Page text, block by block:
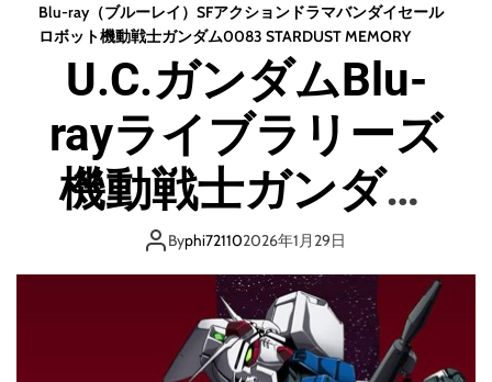
ド
（
ブ
ル
ー
レ
デ
ス
）
Blu-ray（ブルーレイ） SFアクション ドラマバンダイセール
ロボット機動戦士ガンダム0083 STARDUST MEMORY
U.C.ガンダムBlu-
rayライブラリーズ
機動戦士ガンダム
0083-ジオンの残
光- （ブルーレイデ
ィスク）
Byphi721102026年1月29日